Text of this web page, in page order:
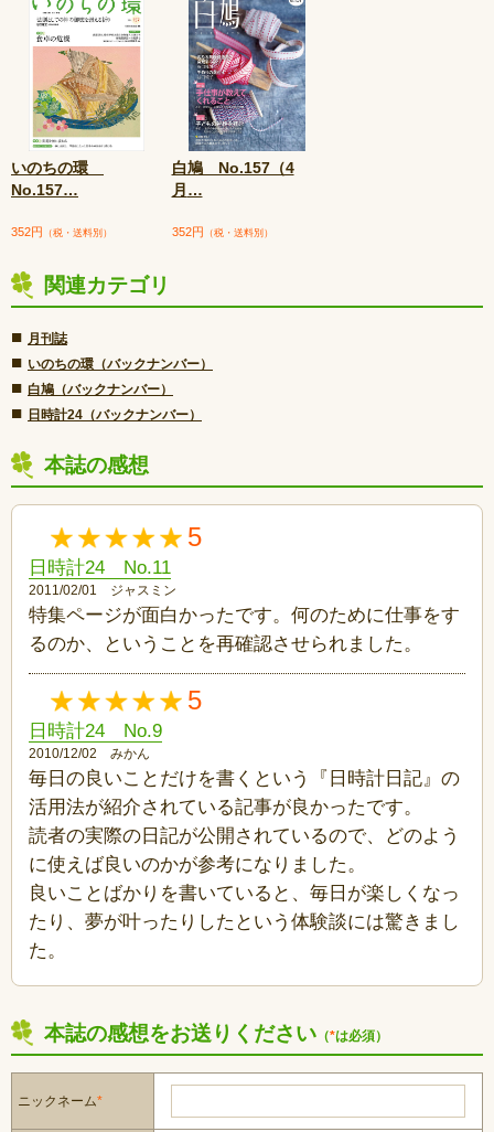
いのちの環
No.157…
352円 （税・送料別）
白鳩 No.157（4
月 …
352円 （税・送料別）
関連カテゴリ
■ 月刊誌
■ いのちの環（バックナンバー）
■ 白鳩（バックナンバー）
■ 日時計24（バックナンバー）
本誌の感想
5
日時計24 No.11
2011/02/01 ジャスミン
特集ページが面白かったです。何のために仕事をす
るのか、ということを再確認させられました。
5
日時計24 No.9
2010/12/02 みかん
毎日の良いことだけを書くという『日時計日記』の
活用法が紹介されている記事が良かったです。
読者の実際の日記が公開されているので、どのよう
に使えば良いのかが参考になりました。
良いことばかりを書いていると、毎日が楽しくなっ
たり、夢が叶ったりしたという体験談には驚きまし
た。
本誌の感想をお送りください （*は必須）
ニックネーム*